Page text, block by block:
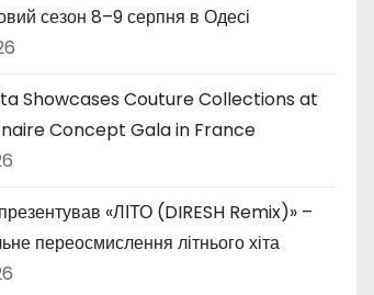
сезон 8–9 серпня в Одесі
Showcases Couture Collections at
Concept Gala in France
«ЛІТО (DIRESH Remix)» –
переосмислення літнього хіта